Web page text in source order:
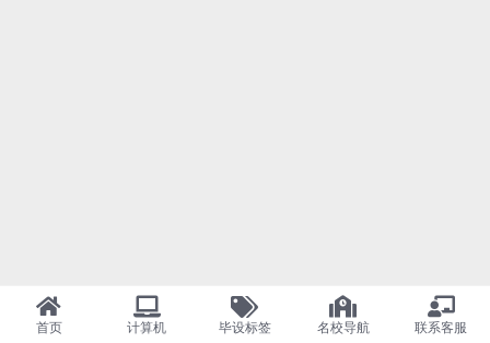
首页 计算机 毕设标签 名校导航 联系客服